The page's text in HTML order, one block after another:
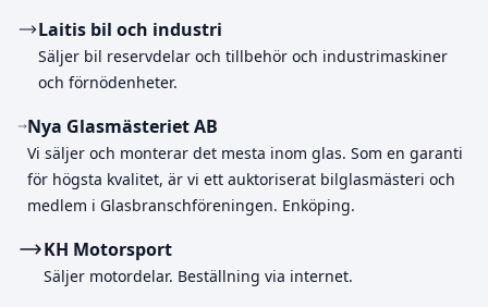
Laitis bil och industri
Säljer bil reservdelar och tillbehör och industrimaskiner
och förnödenheter.
Nya Glasmästeriet AB
Vi säljer och monterar det mesta inom glas. Som en garanti
för högsta kvalitet, är vi ett auktoriserat bilglasmästeri och
medlem i Glasbranschföreningen. Enköping.
KH Motorsport
Säljer motordelar. Beställning via internet.